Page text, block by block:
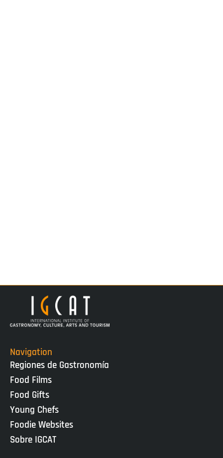
Navigation
Regiones de Gastronomía
Food Films
Food Gifts
Young Chefs
Foodie Websites
Sobre IGCAT